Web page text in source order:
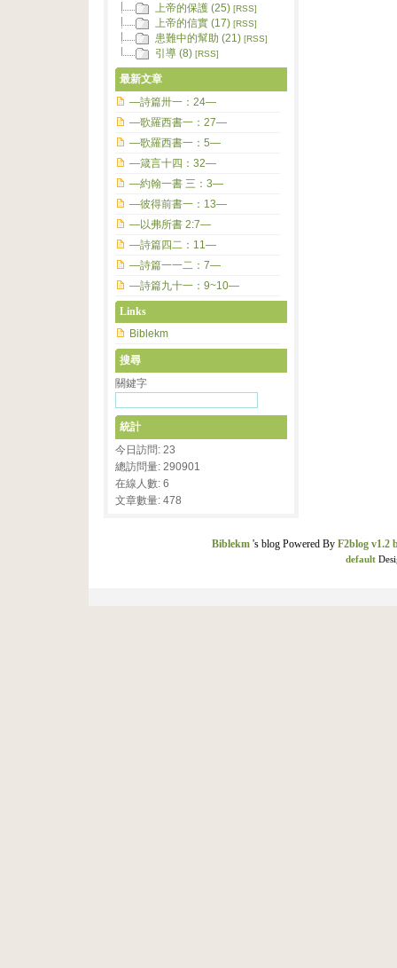
上帝的保護 (25) [RSS]
上帝的信實 (17) [RSS]
患難中的幫助 (21) [RSS]
引導 (8) [RSS]
最新文章
—詩篇卅一：24—
—歌羅西書一：27—
—歌羅西書一：5—
—箴言十四：32—
—約翰一書 三：3—
—彼得前書一：13—
—以弗所書 2:7—
—詩篇四二：11—
—詩篇一一二：7—
—詩篇九十一：9~10—
Links
Biblekm
搜尋
關鍵字
統計
今日訪問: 23
總訪問量: 290901
在線人數: 6
文章數量: 478
Biblekm 's blog Powered By F2blog v1.2
default